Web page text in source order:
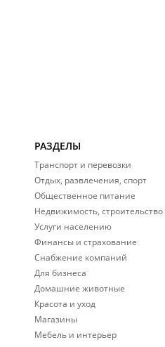
РАЗДЕЛЫ
Транспорт и перевозки
Отдых, развлечения, спорт
Общественное питание
Недвижимость,
Услуги населению
Финансы и страхование
Снабжение компаний
Для бизнеса
Домашние животные
Красота и уход
Магазины
Мебель и интерьер